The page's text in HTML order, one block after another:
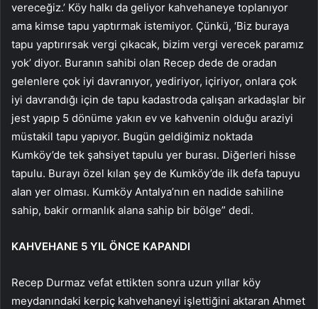
vereceğiz.’ Köy halkı da geliyor kahvehaneye toplanıyor
ama kimse tapu yaptırmak istemiyor. Çünkü, ‘Biz buraya
tapu yaptırırsak vergi çıkacak, bizim vergi verecek paramız
yok’ diyor. Buranın sahibi olan Recep dede de oradan
gelenlere çok iyi davranıyor, yediriyor, içiriyor, onlara çok
iyi davrandığı için de tapu kadastroda çalışan arkadaşlar bir
jest yapıp 5 dönüme yakın ev ve kahvenin olduğu araziyi
müstakil tapu yapıyor. Bugün geldiğimiz noktada
Kumköy’de tek şahsiyet tapulu yer burası. Diğerleri hisse
tapulu. Burayı özel kılan şey de Kumköy’de ilk defa tapuyu
alan yer olması. Kumköy Antalya’nın en nadide sahiline
sahip, bakir ormanlık alana sahip bir bölge” dedi.
KAHVEHANE 5 YIL ÖNCE KAPANDI
Recep Durmaz vefat ettikten sonra uzun yıllar köy
meydanındaki kerpiç kahvehaneyi işlettiğini aktaran Ahmet